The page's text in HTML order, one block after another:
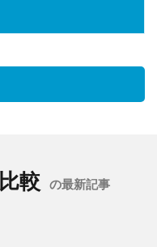
較 の最新記事